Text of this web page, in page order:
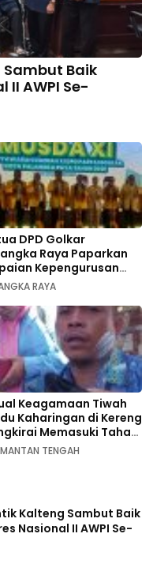
Baik
II AWPI Se-
DPD Golkar
Raya Paparkan
Kepengurusan
Pembukaan Musda XI
RAYA
Keagamaan Tiwah
Kaharingan di Kereng
Memasuki Tahap
TENGAH
Kalteng Sambut Baik
Nasional II AWPI Se-